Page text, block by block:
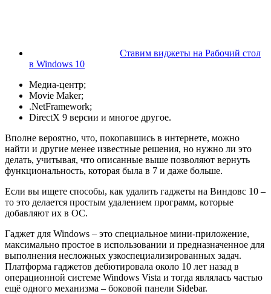
Ставим виджеты на Рабочий стол
в Windows 10
Медиа-центр;
Movie Maker;
.NetFramework;
DirectX 9 версии и многое другое.
Вполне вероятно, что, покопавшись в интернете, можно
найти и другие менее известные решения, но нужно ли это
делать, учитывая, что описанные выше позволяют вернуть
функциональность, которая была в 7 и даже больше.
Если вы ищете способы, как удалить гаджеты на Виндовс 10 –
то это делается простым удалением программ, которые
добавляют их в ОС.
Гаджет для Windows – это специальное мини-приложение,
максимально простое в использовании и предназначенное для
выполнения несложных узкоспециализированных задач.
Платформа гаджетов дебютировала около 10 лет назад в
операционной системе Windows Vista и тогда являлась частью
ещё одного механизма – боковой панели Sidebar.